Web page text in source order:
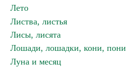
Лето
Листва, листья
Лисы, лисята
Лошади, лошадки, кони,
Луна и месяц